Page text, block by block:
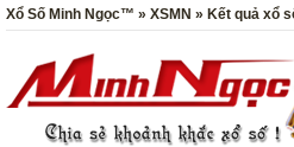
Xổ Số Minh Ngọc™ » XSMN » Kết quả xổ